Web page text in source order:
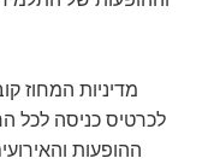
מדיניות המחוז
לכרטיס כניסה לכל
ההופעות